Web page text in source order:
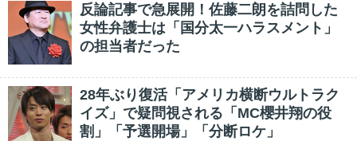
反論記事で急展開！佐藤二朗を詰問した
女性弁護士は「国分太一ハラスメント」
の担当者だった
28年ぶり復活「アメリカ横断ウルトラク
イズ」で疑問視される「MC櫻井翔の役
割」「予選開場」「分断ロケ」